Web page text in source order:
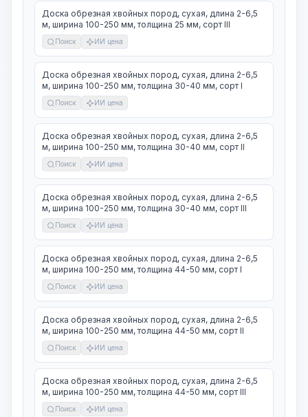
Доска обрезная хвойных пород, сухая, длина 2-6,5
м, ширина 100-250 мм, толщина 25 мм, сорт III
Поиск ИИ цена
Доска обрезная хвойных пород, сухая, длина 2-6,5
м, ширина 100-250 мм, толщина 30-40 мм, сорт I
Поиск ИИ цена
Доска обрезная хвойных пород, сухая, длина 2-6,5
м, ширина 100-250 мм, толщина 30-40 мм, сорт II
Поиск ИИ цена
Доска обрезная хвойных пород, сухая, длина 2-6,5
м, ширина 100-250 мм, толщина 30-40 мм, сорт III
Поиск ИИ цена
Доска обрезная хвойных пород, сухая, длина 2-6,5
м, ширина 100-250 мм, толщина 44-50 мм, сорт I
Поиск ИИ цена
Доска обрезная хвойных пород, сухая, длина 2-6,5
м, ширина 100-250 мм, толщина 44-50 мм, сорт II
Поиск ИИ цена
Доска обрезная хвойных пород, сухая, длина 2-6,5
м, ширина 100-250 мм, толщина 44-50 мм, сорт III
Поиск ИИ цена